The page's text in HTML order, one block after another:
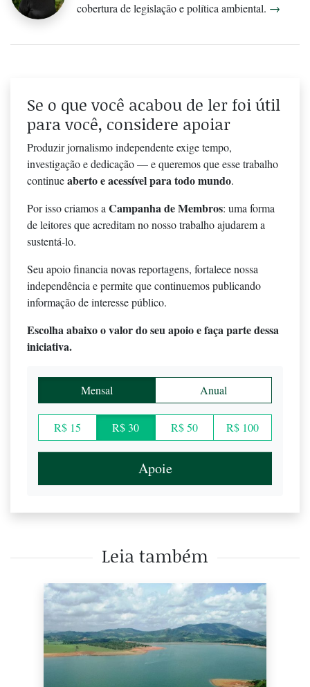
cobertura de legislação e política ambiental. →
Se o que você acabou de ler foi útil
para você, considere apoiar
Produzir jornalismo independente exige tempo,
investigação e dedicação — e queremos que esse trabalho
continueaberto e acessível para todo mundo.
Por isso criamos aCampanha de Membros: uma forma
de leitores que acreditam no nosso trabalho ajudarem a
sustentá-lo.
Seu apoio financia novas reportagens, fortalece nossa
independência e permite que continuemos publicando
informação de interesse público.
Escolha abaixo o valor do seu apoio e faça parte dessa
iniciativa.
Mensal Anual
R$ 15 R$ 30 R$ 50 R$ 100
Apoie
Leia também